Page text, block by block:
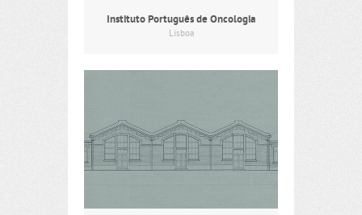
Instituto Português de Oncologia
Lisboa